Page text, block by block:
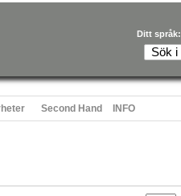
Ditt språk:
Second Hand INFO